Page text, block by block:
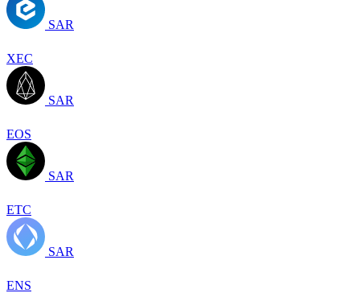
SAR
XEC
SAR
EOS
SAR
ETC
SAR
ENS